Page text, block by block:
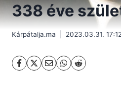
338 éve
Kárpátalja.ma 2023.03.31. 17:12